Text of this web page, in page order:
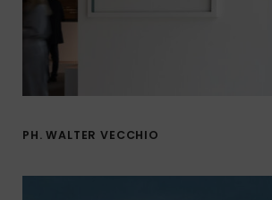
PH. WALTER VECCHIO